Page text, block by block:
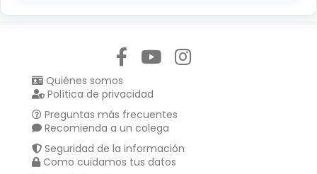
Quiénes somos
Política de privacidad
Preguntas más frecuentes
Recomienda a un colega
Seguridad de la información
Como cuidamos tus datos